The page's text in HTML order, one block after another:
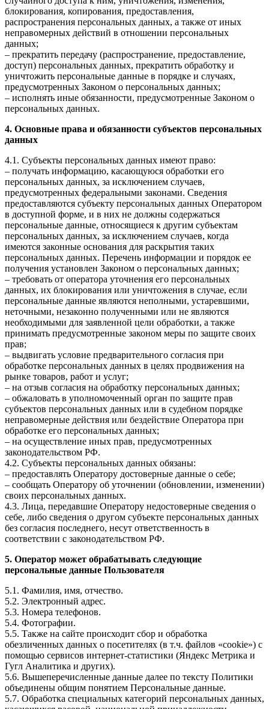
блокирования, копирования, предоставления,
распространения персональных данных, а также от иных
неправомерных действий в отношении персональных
данных;
– прекратить передачу (распространение, предоставление,
доступ) персональных данных, прекратить обработку и
уничтожить персональные данные в порядке и случаях,
предусмотренных Законом о персональных данных;
– исполнять иные обязанности, предусмотренные Законом о
персональных данных.
4. Основные права и обязанности субъектов персональных
данных
4.1. Субъекты персональных данных имеют право:
– получать информацию, касающуюся обработки его
персональных данных, за исключением случаев,
предусмотренных федеральными законами. Сведения
предоставляются субъекту персональных данных Оператором
в доступной форме, и в них не должны содержаться
персональные данные, относящиеся к другим субъектам
персональных данных, за исключением случаев, когда
имеются законные основания для раскрытия таких
персональных данных. Перечень информации и порядок ее
получения установлен Законом о персональных данных;
– требовать от оператора уточнения его персональных
данных, их блокирования или уничтожения в случае, если
персональные данные являются неполными, устаревшими,
неточными, незаконно полученными или не являются
необходимыми для заявленной цели обработки, а также
принимать предусмотренные законом меры по защите своих
прав;
– выдвигать условие предварительного согласия при
обработке персональных данных в целях продвижения на
рынке товаров, работ и услуг;
– на отзыв согласия на обработку персональных данных;
– обжаловать в уполномоченный орган по защите прав
субъектов персональных данных или в судебном порядке
неправомерные действия или бездействие Оператора при
обработке его персональных данных;
– на осуществление иных прав, предусмотренных
законодательством РФ.
4.2. Субъекты персональных данных обязаны:
– предоставлять Оператору достоверные данные о себе;
– сообщать Оператору об уточнении (обновлении, изменении)
своих персональных данных.
4.3. Лица, передавшие Оператору недостоверные сведения о
себе, либо сведения о другом субъекте персональных данных
без согласия последнего, несут ответственность в
соответствии с законодательством РФ.
5. Оператор может обрабатывать следующие
персональные данные Пользователя
5.1. Фамилия, имя, отчество.
5.2. Электронный адрес.
5.3. Номера телефонов.
5.4. Фотографии.
5.5. Также на сайте происходит сбор и обработка
обезличенных данных о посетителях (в т.ч. файлов «cookie») с
помощью сервисов интернет-статистики (Яндекс Метрика и
Гугл Аналитика и других).
5.6. Вышеперечисленные данные далее по тексту Политики
объединены общим понятием Персональные данные.
5.7. Обработка специальных категорий персональных данных,